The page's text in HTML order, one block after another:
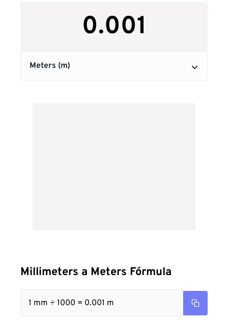
Millimeters a Meters Fórmula
1 mm ÷ 1000 = 0.001 m